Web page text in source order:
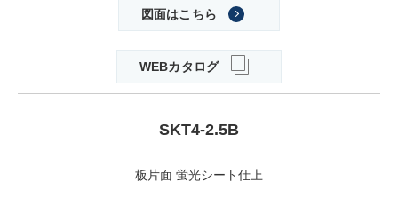
図面はこちら
WEBカタログ
SKT4-2.5B
板片面 蛍光シート仕上